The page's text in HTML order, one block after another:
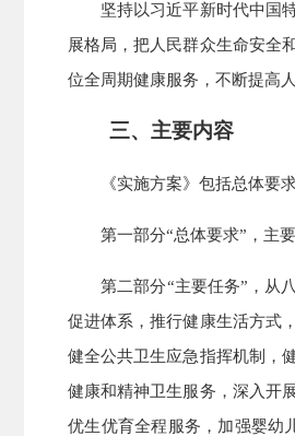
坚持以习近平新时代中国特
展格局，把人民群众生命安全
位全周期健康服务，不断提高
三、主要内容
《实施方案》包括总体要求
第一部分“总体要求”，主要
第二部分“主要任务”，从八
促进体系，推行健康生活方式
健全公共卫生应急指挥机制，
健康和精神卫生服务，深入开
优生优育全程服务，加强婴幼